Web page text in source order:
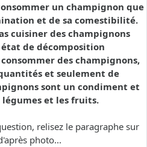
consommer un champignon que
et de sa comestibilité.
pas cuisiner des champignons
de décomposition
consommer des champignons,
quantités et seulement de
sont un condiment et
et les fruits.
relisez le paragraphe sur
photo...